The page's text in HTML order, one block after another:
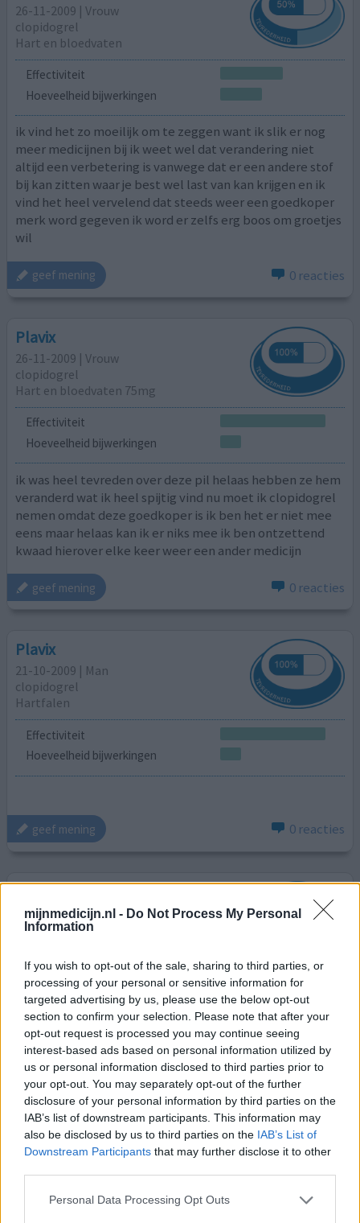
mijnmedicijn.nl - Do Not Process My Personal
Information
If you wish to opt-out of the sale, sharing to third parties, or
processing of your personal or sensitive information for
targeted advertising by us, please use the below opt-out
section to confirm your selection. Please note that after your
opt-out request is processed you may continue seeing
interest-based ads based on personal information utilized by
us or personal information disclosed to third parties prior to
your opt-out. You may separately opt-out of the further
disclosure of your personal information by third parties on the
IAB’s list of downstream participants. This information may
also be disclosed by us to third parties on the IAB’s List of
Downstream Participants that may further disclose it to other
Personal Data Processing Opt Outs
26-11-2009 | Vrouw
clopidogrel
Hart en bloedvaten
Effectiviteit
Hoeveelheid bijwerkingen
ik vind het zo moeilijk om te zeggen want ik slik er nog
meer medicijnen bij ik weet wel dat verandering niet
altijd een verbetering is vanwege dat er een andere stof
bij kan zitten waar je best wel last van kan krijgen en ik
vind het heel vervelend dat steeds weer een goedkoper
merk word gegeven ik word er zelfs erg boos om groetjes
wil
geef mening 0 reacties
Plavix
26-11-2009 | Vrouw
clopidogrel
Hart en bloedvaten 75mg
Effectiviteit
Hoeveelheid bijwerkingen
ik was heel tevreden over deze pil helaas hebben ze hem
veranderd wat ik heel spijtig vind nu moet ik clopidogrel
nemen omdat deze goedkoper is ik ben het er niet mee
eens maar helaas kan ik er niks mee ik ben ontzettend
kwaad hierover elke keer weer een ander medicijn
geef mening 0 reacties
Plavix
21-10-2009 | Man
clopidogrel
Hartfalen
Effectiviteit
Hoeveelheid bijwerkingen
geef mening 0 reacties
Plavix
29-05-2009 | Vrouw
clopidogrel
Effectiviteit
Hoeveelheid bijwerkingen
"Bij ontstekingen mogen mij geen ontstekingsremmers
meer voorgeschreven worden, gaat niet samen met
Plavix.
geef mening 0 reacties
clopidogrel